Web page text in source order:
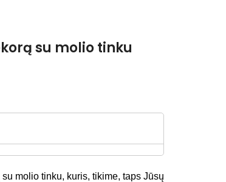
su molio tinku
molio tinku, kuris, tikime, taps Jūsų